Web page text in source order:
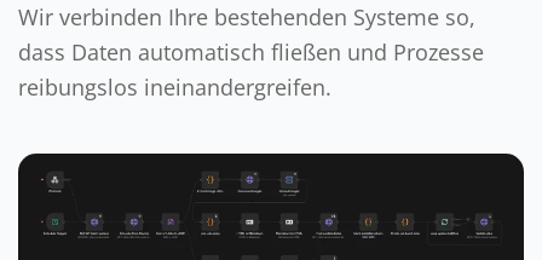
Wir verbinden Ihre bestehenden Systeme so,
dass Daten automatisch fließen und Prozesse
reibungslos ineinandergreifen.